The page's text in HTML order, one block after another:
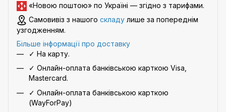
«Новою поштою» по Україні — згідно з тарифами.
Самовивіз з нашого складу лише за попереднім
узгодженням.
Більше інформації про доставку
✓ На карту.
✓ Онлайн-оплата банківською карткою Visa,
Mastercard.
✓ Онлайн-оплата банківською карткою
(WayForPay)